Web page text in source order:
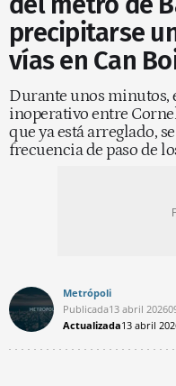
precipitarse
vías en Can
Durante unos minutos,
inoperativo entre
que ya está arreglado,
frecuencia de paso de
Metrópoli
Publicada13 abril 2026
Actualizada13 abril